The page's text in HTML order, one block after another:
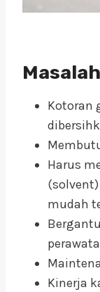
Kotoran
Harus
(solvent)
mudah
Kinerja